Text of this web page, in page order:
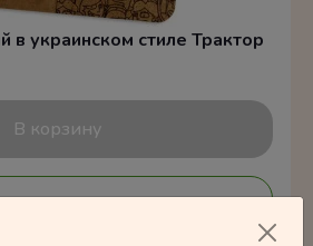
в украинском стиле Трактор
В корзину